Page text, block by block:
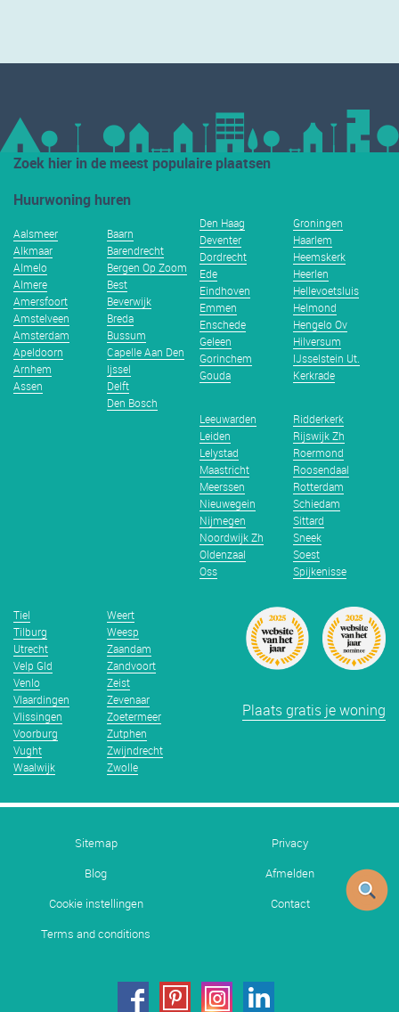
Zoek hier in de meest populaire plaatsen
Huurwoning huren
Aalsmeer
Alkmaar
Almelo
Almere
Amersfoort
Amstelveen
Amsterdam
Apeldoorn
Arnhem
Assen
Baarn
Barendrecht
Bergen Op Zoom
Best
Beverwijk
Breda
Bussum
Capelle Aan Den
Ijssel
Delft
Den Bosch
Den Haag
Deventer
Dordrecht
Ede
Eindhoven
Emmen
Enschede
Geleen
Gorinchem
Gouda
Groningen
Haarlem
Heemskerk
Heerlen
Hellevoetsluis
Helmond
Hengelo Ov
Hilversum
IJsselstein Ut.
Kerkrade
Leeuwarden
Leiden
Lelystad
Maastricht
Meerssen
Nieuwegein
Nijmegen
Noordwijk Zh
Oldenzaal
Oss
Ridderkerk
Rijswijk Zh
Roermond
Roosendaal
Rotterdam
Schiedam
Sittard
Sneek
Soest
Spijkenisse
Tiel
Tilburg
Utrecht
Velp Gld
Venlo
Vlaardingen
Vlissingen
Voorburg
Vught
Waalwijk
Weert
Weesp
Zaandam
Zandvoort
Zeist
Zevenaar
Zoetermeer
Zutphen
Zwijndrecht
Zwolle
Plaats gratis je woning
Sitemap
Privacy
Blog
Afmelden
Cookie instellingen
Contact
Terms and conditions